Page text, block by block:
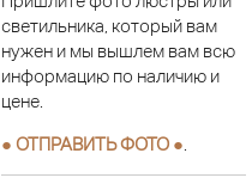
светильника, который вам
нужен и мы вышлем вам всю
информацию по наличию и
цене.
● ОТПРАВИТЬ ФОТО ●